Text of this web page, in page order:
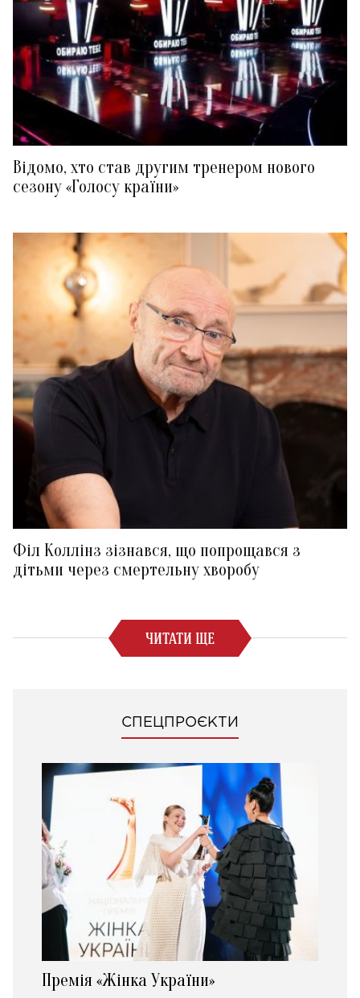
Відомо, хто став другим тренером нового
сезону «Голосу країни»
Філ Коллінз зізнався, що попрощався з
дітьми через смертельну хворобу
ЧИТАТИ ЩЕ
СПЕЦПРОЄКТИ
Премія «Жінка України»